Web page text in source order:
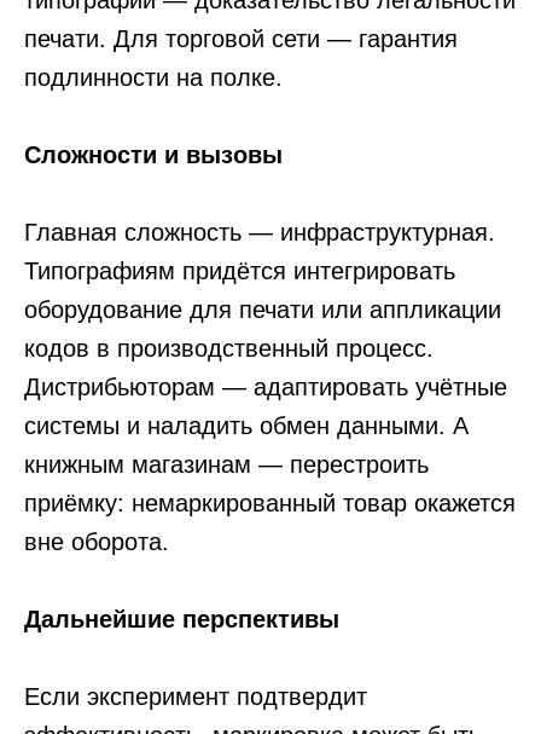
печати. Для торговой сети — гарантия
подлинности на полке.
Сложности и вызовы
Главная сложность — инфраструктурная.
Типографиям придётся интегрировать
оборудование для печати или аппликации
кодов в производственный процесс.
Дистрибьюторам — адаптировать учётные
системы и наладить обмен данными. А
книжным магазинам — перестроить
приёмку: немаркированный товар окажется
вне оборота.
Дальнейшие перспективы
Если эксперимент подтвердит
Оставьте заявку
на консультацию
по маркировкев «Честном
знаке»
Оставляйте свои данные, наш менеджер
свяжется с вами и ответит на все ваши
вопросы!